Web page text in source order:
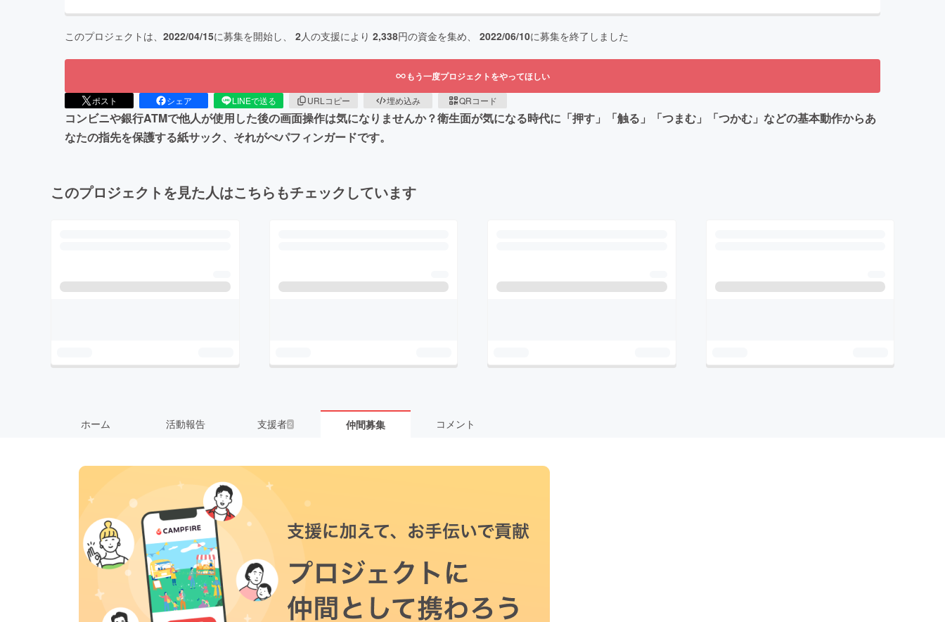
このプロジェクトは、 2022/04/15に募集を開始し、 2人の支援により 2,338円の資金を集め、 2022/06/10に募集を終了しました
もう一度プロジェクトをやってほしい
ポスト シェア LINEで送る URLコピー 埋め込み QRコード
コンビニや銀行ATMで他人が使用した後の画面操作は気になりませんか？衛生面が気になる時代に「押す」「触る」「つまむ」「つかむ」などの基本動作からあ
なたの指先を保護する紙サック、それがぺパフィンガードです。
このプロジェクトを見た人はこちらもチェックしています
ホーム 活動報告 支援者2 仲間募集 コメント